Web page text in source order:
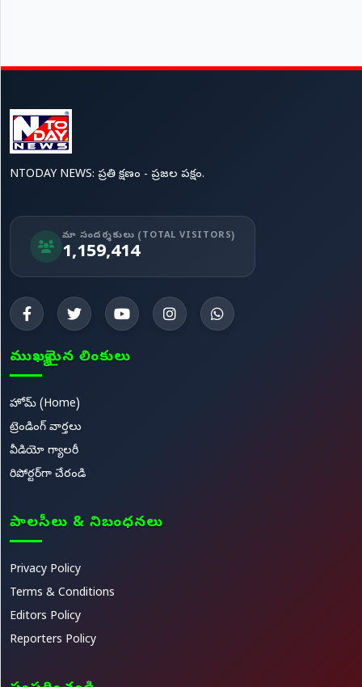
NTODAY NEWS: ప్రతి క్షణం - ప్రజల పక్షం.
మా సందర్శకులు (TOTAL VISITORS)
1,159,414
ముఖ్యమైన లింకులు
హోమ్ (Home)
ట్రెండింగ్ వార్తలు
వీడియో గ్యాలరీ
రిపోర్టర్‌గా చేరండి
పాలసీలు & నిబంధనలు
Privacy Policy
Terms & Conditions
Editors Policy
Reporters Policy